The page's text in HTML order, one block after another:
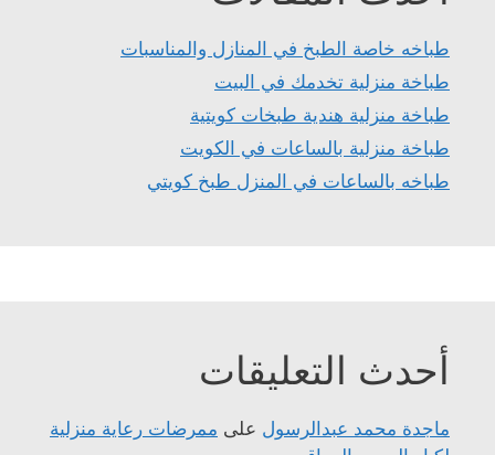
طباخه خاصة الطبخ في المنازل والمناسبات
طباخة منزلية تخدمك في البيت
طباخة منزلية هندية طبخات كويتية
طباخة منزلية بالساعات في الكويت
طباخه بالساعات في المنزل طبخ كويتي
أحدث التعليقات
ماجدة محمد عبدالرسول على ممرضات رعاية منزلية